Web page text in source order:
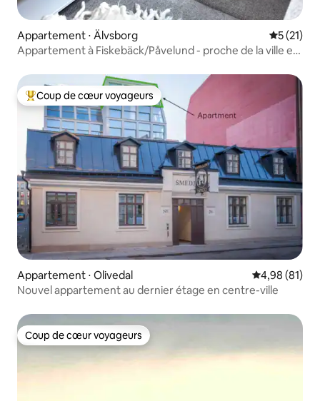
Appartement ⋅ Älvsborg
5 (21)
Appartement à Fiskebäck/Påvelund - proche de la ville et
Coups de cœur voyageurs les plus appréciés
Coup de cœur voyageurs
Appartement ⋅ Olivedal Évaluation
4,98 (81)
Nouvel appartement au dernier étage en centre-ville
Coup de cœur voyageurs
Coup de cœur voyageurs